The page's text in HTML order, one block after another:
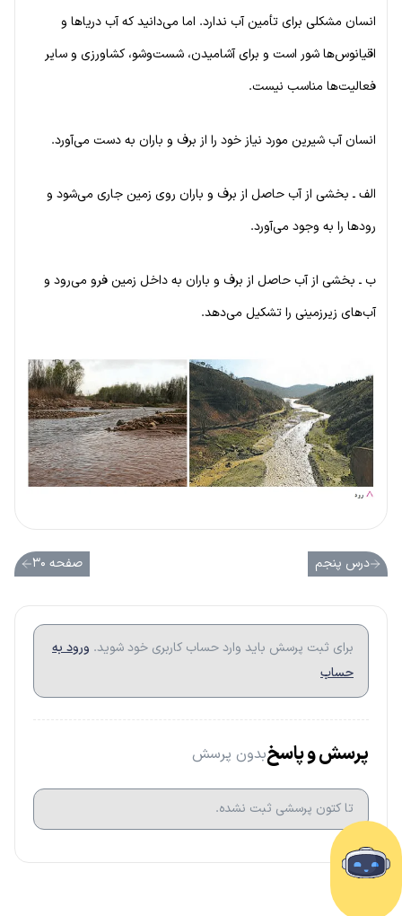
انسان مشکلی برای تأمین آب ندارد. اما می‌دانید که آب دریاها و
اقیانوس‌ها شور است و برای آشامیدن، شست‌وشو، کشاورزی و سایر
فعالیت‌ها مناسب نیست.
انسان آب شیرین مورد نیاز خود را از برف و باران به دست می‌آورد.
الف ـ بخشی از آب حاصل از برف و باران روی زمین جاری می‌شود و
رودها را به وجود می‌آورد.
ب ـ بخشی از آب حاصل از برف و باران به داخل زمین فرو می‌رود و
آب‌های زیرزمینی را تشکیل می‌دهد.
درس پنجم صفحه ۳۰
برای ثبت پرسش باید وارد حساب کاربری خود شوید. ورود به
حساب
پرسش و پاسخبدون پرسش
تا کتون پرسشی ثبت نشده.